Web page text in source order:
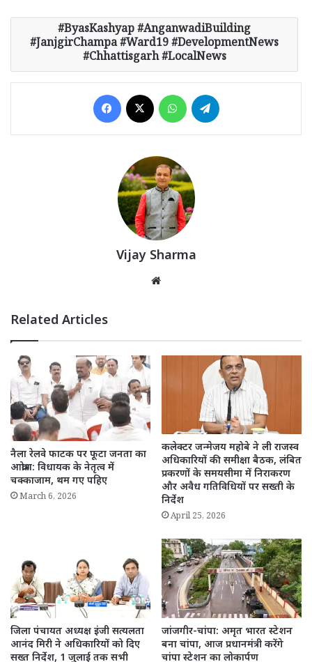
ByasKashyap #AnganwadiBuilding
#JanjgirChampa #Ward19 #DevelopmentNews
#Chhattisgarh #LocalNews
Facebook WhatsApp
Vijay Sharma
Related Articles
नैला रेलवे फाटक पर फूटा जनता का
आक्रोश: विधायक के नेतृत्व में
चक्काजाम, थम गए पहिए
March 6, 2026
कलेक्टर जन्मेजय महोबे ने ली राजस्व
अधिकारियों की समीक्षा बैठक, लंबित
प्रकरणों के समयसीमा में निराकरण
और अवैध गतिविधियों पर सख्ती के
निर्देश
April 25, 2026
जिला पंचायत अध्यक्ष इंजी सत्यलता
आनंद मिरी ने अधिकारियों को दिए
सख्त निर्देश, 1 जुलाई तक सभी
जांजगीर-चांपा: अमृत भारत स्टेशन
बना चांपा, आज प्रधानमंत्री करेंगे
चांपा स्टेशन का लोकार्पण